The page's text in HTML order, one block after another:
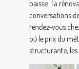
baisse : la
conversations
rendez-vous
où le prix du
structurante, les